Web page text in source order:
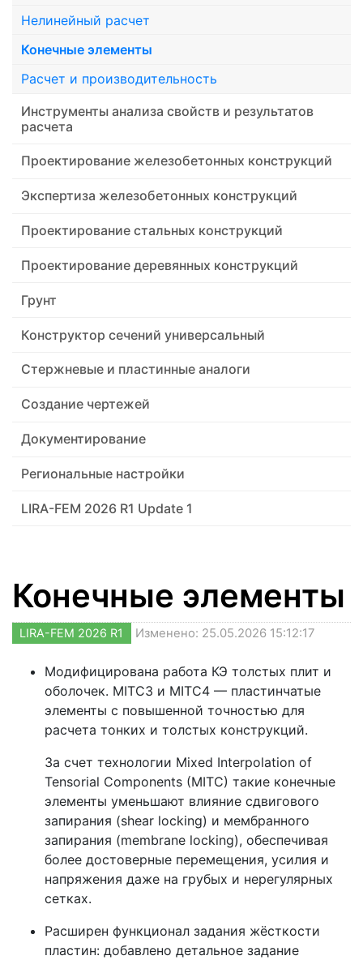
Нелинейный расчет
Конечные элементы
Расчет и производительность
Инструменты анализа свойств и результатов
расчета
Проектирование железобетонных конструкций
Экспертиза железобетонных конструкций
Проектирование стальных конструкций
Проектирование деревянных конструкций
Грунт
Конструктор сечений универсальный
Стержневые и пластинные аналоги
Создание чертежей
Документирование
Региональные настройки
LIRA-FEM 2026 R1 Update 1
Конечные элементы
LIRA-FEM 2026 R1 Изменено: 25.05.2026 15:12:17
Модифицирована работа КЭ толстых плит и
оболочек. MITC3 и MITC4 — пластинчатые
элементы с повышенной точностью для
расчета тонких и толстых конструкций.
За счет технологии Mixed Interpolation of
Tensorial Components (MITC) такие конечные
элементы уменьшают влияние сдвигового
запирания (shear locking) и мембранного
запирания (membrane locking), обеспечивая
более достоверные перемещения, усилия и
напряжения даже на грубых и нерегулярных
сетках.
Расширен функционал задания жёсткости
пластин: добавлено детальное задание